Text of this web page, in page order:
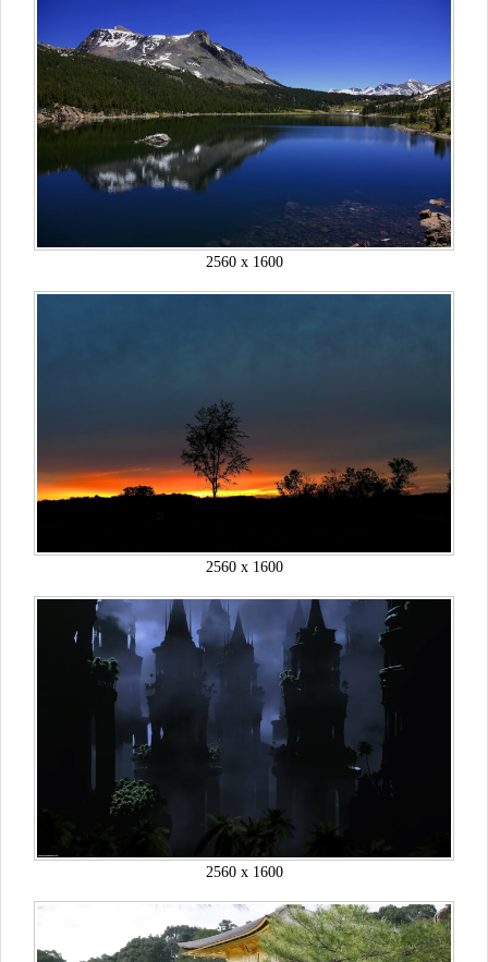
2560 x 1600
2560 x 1600
2560 x 1600